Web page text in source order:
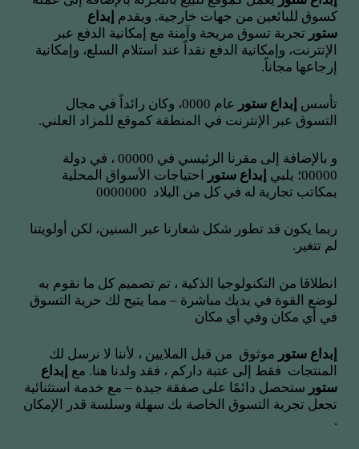
كسوق للبائعين من جهات خارجية. ويقدم إبداع
ستور تجربة تسوق مريحة وآمنة مع إمكانية الدفع عبر
الإنترنت، وإمكانية الدفع نقداً عند استلام السلع، وإمكانية
إرجاعها مجاناً.
تأسس إبداع ستور
عام 0000، وكان رائداً في مجال
التسوق عبر الإنترنت في المنطقة كموقع للمزاد العلني.
و بالإضافة إلى مقرنا الرئيسي في 00000 ، في دولة
00000؛ يلبي
إبداع ستور
احتياجات الأسواق المحلية
بمكاتب تجارية له في كل من البلاد 0000000
ربما يكون قد تطور شكل شعارنا عبر السنين، لكن أولويتنا
لم تتغير.
انطلاقا من التكنولوجيا الذكية ، تم تصميم كل ما نقوم به
لوضع القوة في يديك مباشرة – مما يتيح لك حرية التسوق
في أي مكان وفي أي مكان
إبداع ستور موثوق من قبل الملايين ، لأننا لا نرسل لك
المنتجات فقط إلى عتبة داركم ، فقد ولدنا هنا. مع إبداع
ستور ستحصل دائمًا على صفقة جيدة – مع خدمة استثنائية
تجعل تجربة التسوق الخاصة بك سهلة وسلسة قدر الإمكان
.